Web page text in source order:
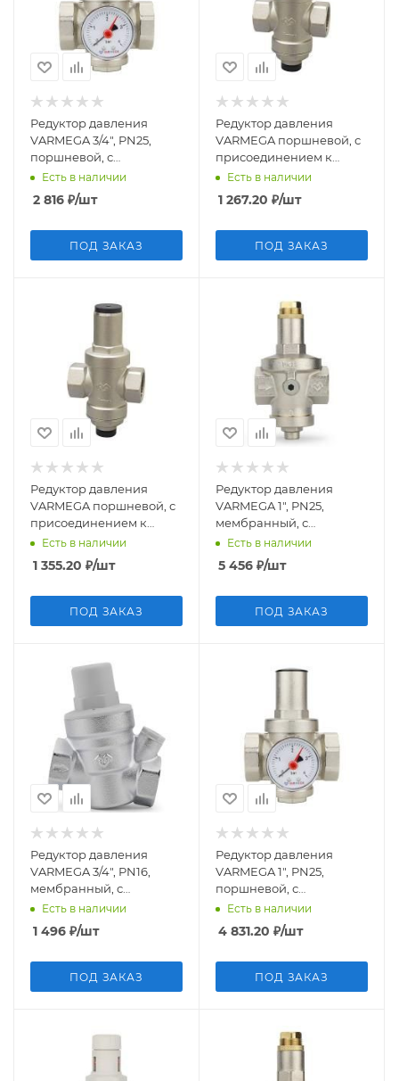
Редуктор давления
VARMEGA 3/4", PN25,
поршневой, с
присоединением к
манометру, VM12702
Есть в наличии
2 816 ₽/шт
ПОД ЗАКАЗ
Редуктор давления
VARMEGA поршневой, с
присоединением к
манометру VM12501, 1/2",
Есть в наличии
1 267.20 ₽/шт
ПОД ЗАКАЗ
Редуктор давления
VARMEGA поршневой, с
присоединением к
манометру VM12502, 3/4",
Есть в наличии
1 355.20 ₽/шт
ПОД ЗАКАЗ
Редуктор давления
VARMEGA 1", PN25,
мембранный, с
присоединением к
манометру, VM12803
Есть в наличии
5 456 ₽/шт
ПОД ЗАКАЗ
Редуктор давления
VARMEGA 3/4", PN16,
мембранный, с
присоединением к
манометру, VM12602
Есть в наличии
1 496 ₽/шт
ПОД ЗАКАЗ
Редуктор давления
VARMEGA 1", PN25,
поршневой, с
присоединением к
манометру, VM12703
Есть в наличии
4 831.20 ₽/шт
ПОД ЗАКАЗ